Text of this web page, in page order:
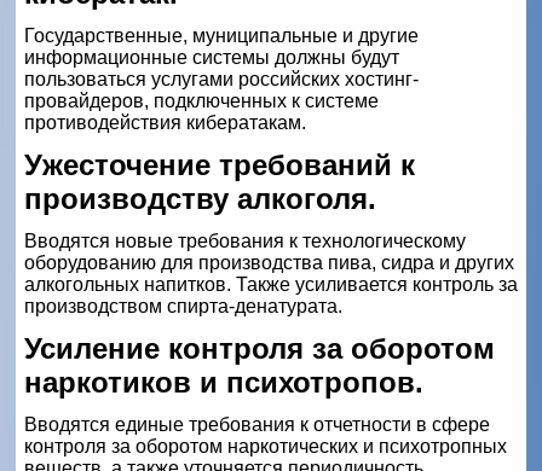
Государственные, муниципальные и другие
информационные системы должны будут
пользоваться услугами российских хостинг-
провайдеров, подключенных к системе
противодействия кибератакам.
Ужесточение требований к
производству алкоголя.
Вводятся новые требования к технологическому
оборудованию для производства пива, сидра и других
алкогольных напитков. Также усиливается контроль за
производством спирта-денатурата.
Усиление контроля за оборотом
наркотиков и психотропов.
Вводятся единые требования к отчетности в сфере
контроля за оборотом наркотических и психотропных